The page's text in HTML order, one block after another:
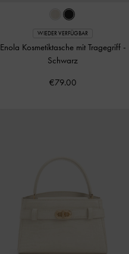
WIEDER VERFÜGBAR
Enola Kosmetiktasche mit Tragegriff -
Schwarz
€79.00